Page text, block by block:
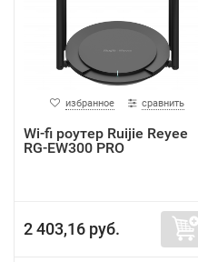
избранное сравнить
Wi-fi роутер Ruijie Reyee
RG-EW300 PRO
2 403,16 руб.